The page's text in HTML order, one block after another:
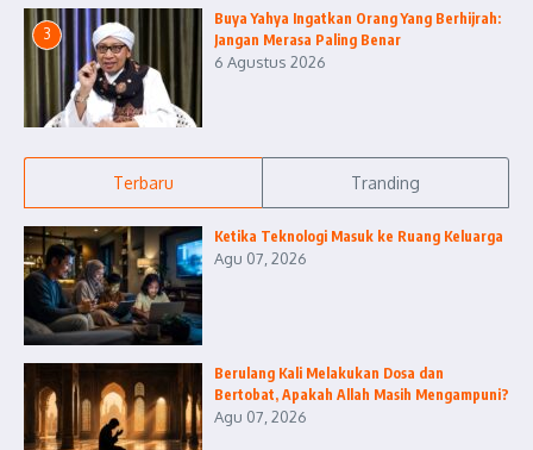
3
Buya Yahya Ingatkan Orang Yang Berhijrah:
Jangan Merasa Paling Benar
6 Agustus 2026
Terbaru Tranding
Ketika Teknologi Masuk ke Ruang Keluarga
Agu 07, 2026
Berulang Kali Melakukan Dosa dan
Bertobat, Apakah Allah Masih Mengampuni?
Agu 07, 2026